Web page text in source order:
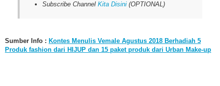
Subscribe Channel Kita Disini(OPTIONAL)
Sumber Info : Kontes Menulis Vemale Agustus 2018 Berhadiah 5
Produk fashion dari HIJUP dan 15 paket produk dari Urban Make-up